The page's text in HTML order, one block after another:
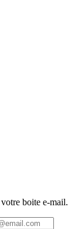
boite e-mail.